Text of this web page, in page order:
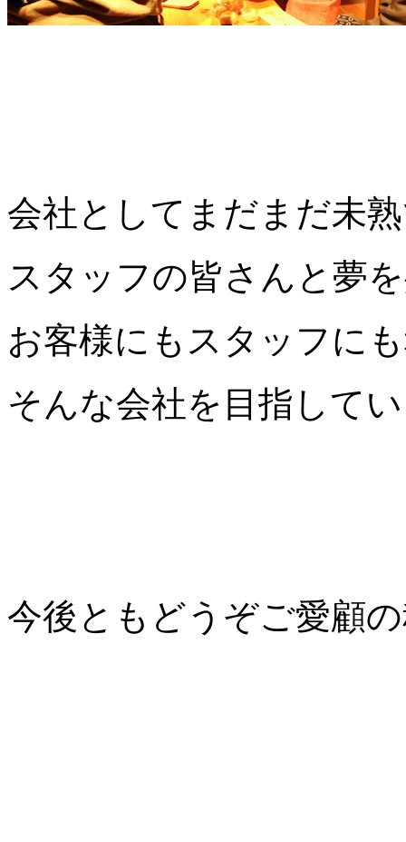
会社としてまだまだ未
スタッフの皆さんと夢
お客様にもスタッフに
そんな会社を目指して
今後ともどうぞご愛顧